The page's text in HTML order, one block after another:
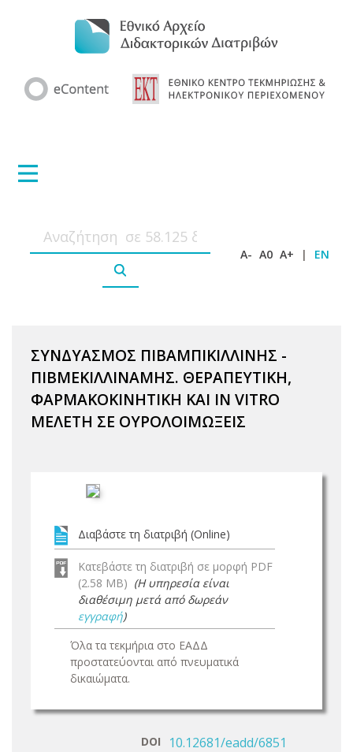
A- A0 A+ | EN
ΣΥΝΔΥΑΣΜΟΣ ΠΙΒΑΜΠΙΚΙΛΛΙΝΗΣ -
ΠΙΒΜΕΚΙΛΛΙΝΑΜΗΣ. ΘΕΡΑΠΕΥΤΙΚΗ,
ΦΑΡΜΑΚΟΚΙΝΗΤΙΚΗ ΚΑΙ IN VITRO
ΜΕΛΕΤΗ ΣΕ ΟΥΡΟΛΟΙΜΩΞΕΙΣ
Διαβάστε τη διατριβή (Online)
Κατεβάστε τη διατριβή σε μορφή PDF
(2.58 MB) (Η υπηρεσία είναι
διαθέσιμη μετά από δωρεάν
εγγραφή)
Όλα τα τεκμήρια στο ΕΑΔΔ
προστατεύονται από πνευματικά
δικαιώματα.
DOI 10.12681/eadd/6851